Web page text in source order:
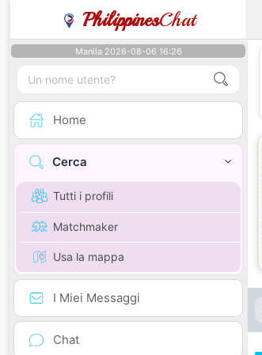
PhilippinesChat
Manila 2026-08-06 16:26
Home
Cerca
Tutti i profili
Matchmaker
Usa la mappa
I Miei Messaggi
Chat